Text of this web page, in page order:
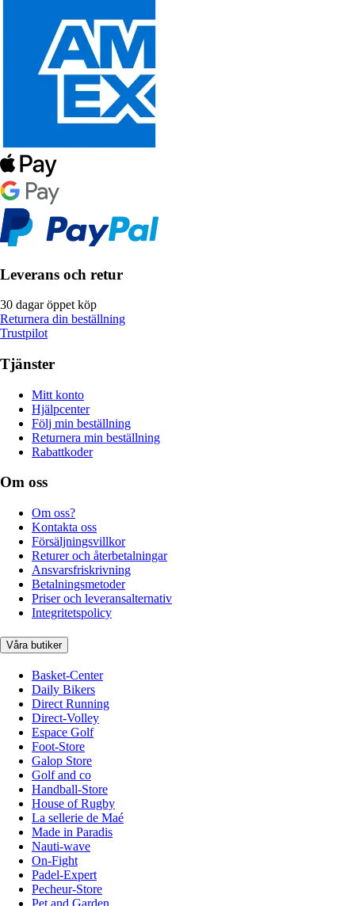
Leverans och retur
30 dagar öppet köp
Returnera din beställning
Trustpilot
Tjänster
Mitt konto
Hjälpcenter
Följ min beställning
Returnera min beställning
Rabattkoder
Om oss
Om oss?
Kontakta oss
Försäljningsvillkor
Returer och återbetalningar
Ansvarsfriskrivning
Betalningsmetoder
Priser och leveransalternativ
Integritetspolicy
Våra butiker
Basket-Center
Daily Bikers
Direct Running
Direct-Volley
Espace Golf
Foot-Store
Galop Store
Golf and co
Handball-Store
House of Rugby
La sellerie de Maé
Made in Paradis
Nauti-wave
On-Fight
Padel-Expert
Pecheur-Store
Pet and Garden